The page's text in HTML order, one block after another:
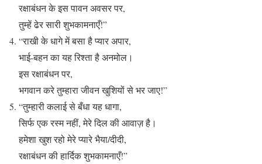
रक्षाबंधन के इस पावन अवसर पर,
तुम्हें ढेर सारी शुभकामनाएँ!”
“राखी के धागे में बसा है प्यार अपार,
भाई-बहन का यह रिश्ता है अनमोल।
इस रक्षाबंधन पर,
भगवान करे तुम्हारा जीवन खुशियों से भर जाए!”
“तुम्हारी कलाई से बँधा यह धागा,
सिर्फ एक रस्म नहीं, मेरे दिल की आवाज़ है।
हमेशा खुश रहो मेरे प्यारे भैया/दीदी,
रक्षाबंधन की हार्दिक शुभकामनाएँ!”